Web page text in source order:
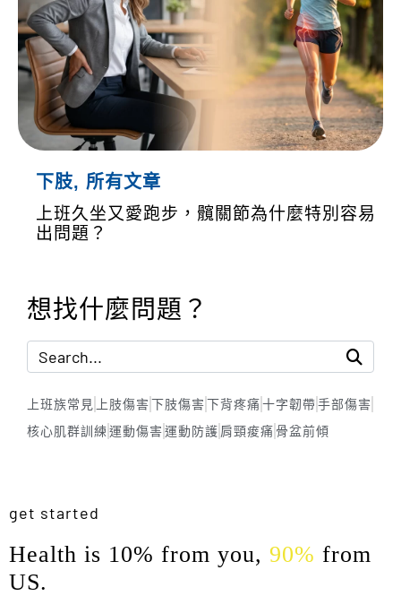
下肢, 所有文章
上班久坐又愛跑步，髖關節為什麼特別容易
出問題？
想找什麼問題？
上班族常見 上肢傷害下肢傷害下背疼痛十字韌帶手部傷害
核心肌群訓練運動傷害運動防護 肩頸痠痛 骨盆前傾
get started
Health is 10% from you, 90% from
US.